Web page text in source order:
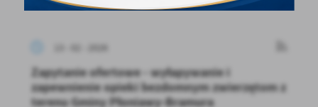
Zapytanie ofertowe - wyłapywanie i
zapewnienie opieki bezdomnym zwierzętom z
terenu Gminy Płoniawy-Bramura